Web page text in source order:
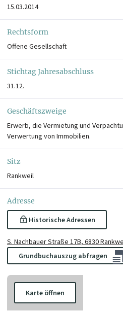
15.03.2014
Rechtsform
Offene Gesellschaft
Stichtag Jahresabschluss
31.12.
Geschäftszweige
Erwerb, die Vermietung und
Verwertung von Immobilien.
Sitz
Rankweil
Adresse
Historische Adressen
S. Nachbauer Straße 17B, 6830
Grundbuchauszug abfragen
Karte öffnen